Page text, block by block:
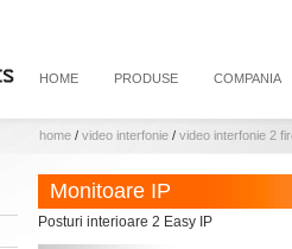
HOME PRODUSE COMPANIA
home / video interfonie / video interfonie 2
Monitoare IP
Posturi interioare 2 Easy IP